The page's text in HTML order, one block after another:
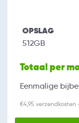
OPSLAG
512GB
Totaal per
Eenmalige
€4,95